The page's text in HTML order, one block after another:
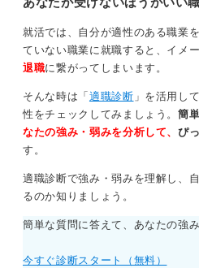
就活では、自分が適性のある職業
ていない職業に就職すると、イメ
退職に繋がってしまいます。
そんな時は「 適職診断 」を活用し
性をチェックしてみましょう。簡
なたの強み・弱みを分析して、ぴ
す。
適職診断で強み・弱みを理解し、
るのか知りましょう。
簡単な質問に答えて、あなたの強
今すぐ診断スタート（無料）